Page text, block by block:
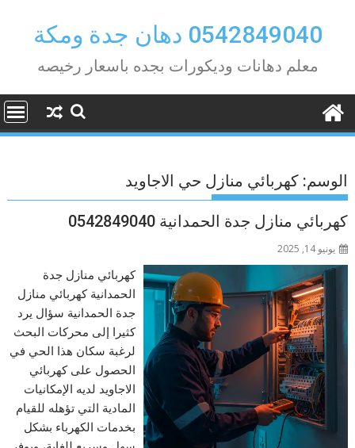
content0542849040 دهان جدة ومكة
معلم دهانات وديكورات بجده باسعار رخيصه
الوسم:كهربائي منازل حي الاجاويد
كهربائي منازل جدة الحمدانية 0542849040
يونيو 14, 2025
كهربائي منازل جدة
الحمدانية كهربائي منازل
جدة الحمدانية سؤال يرد
كثيرا إلى محركات البحث
لرغبة سكان هذا الحي في
الحصول على كهربائي
الاجاويد لديه الإمكانيات
المادية التي تؤهله للقيام
بخدمات الكهرباء بشكل